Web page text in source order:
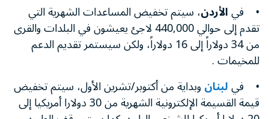
• فيالأردن، سيتم تخفيض المساعدات الشهرية التي
تقدم إلى حوالي 440,000 لاجئ يعيشون في البلدات والقرى
من 34 دولاراً إلى 16 دولاراً، ولكن سيستمر تقديم الدعم
للمخيمات .
• فيلبنانوبداية من أكتوبر/تشرين الأول، سيتم تخفيض
قيمة القسيمة الإلكترونية الشهرية من 30 دولارا أمريكيا إلى